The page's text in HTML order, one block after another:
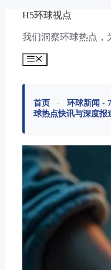
H5环球视点
我们洞察环球热点，
菜
首页 -
环球新闻 -
球热点快讯与深度报